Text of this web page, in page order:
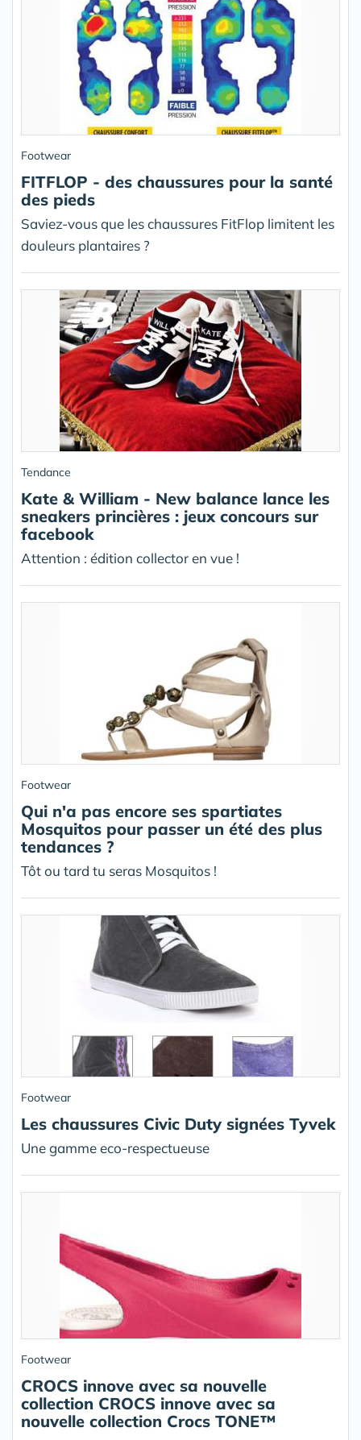
Footwear
FITFLOP - des chaussures pour la santé
des pieds
Saviez-vous que les chaussures FitFlop limitent les
douleurs plantaires ?
Tendance
Kate & William - New balance lance les
sneakers princières : jeux concours sur
facebook
Attention : édition collector en vue !
Footwear
Qui n'a pas encore ses spartiates
Mosquitos pour passer un été des plus
tendances ?
Tôt ou tard tu seras Mosquitos !
Footwear
Les chaussures Civic Duty signées Tyvek
Une gamme eco-respectueuse
Footwear
CROCS innove avec sa nouvelle
collection CROCS innove avec sa
nouvelle collection Crocs TONE™